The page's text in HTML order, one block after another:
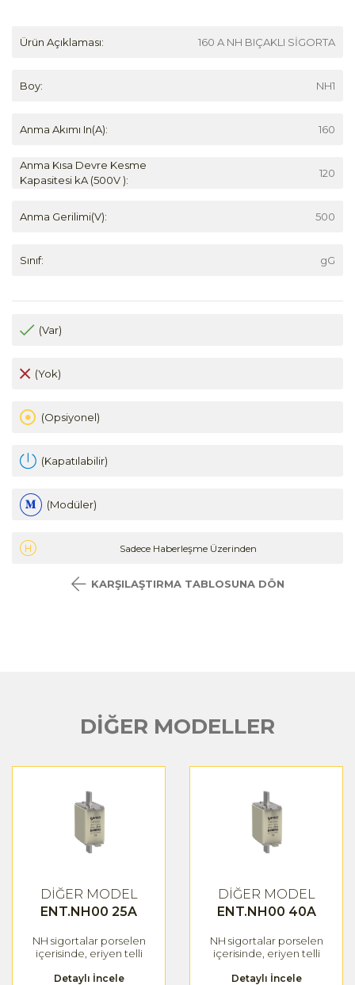
Ürün Açıklaması: 160 A NH BIÇAKLI SİGORTA
Boy: NH1
Anma Akımı In(A): 160
Anma Kısa Devre Kesme
Kapasitesi kA (500V ):
120
Anma Gerilimi(V): 500
Sınıf: gG
(Var)
(Yok)
(Opsiyonel)
(Kapatılabilir)
(Modüler)
Sadece Haberleşme Üzerinden
KARŞILAŞTIRMA TABLOSUNA DÖN
DİĞER MODELLER
DİĞER MODEL
ENT.NH00 25A
NH sigortalar porselen
içerisinde, eriyen telli
Aşırı akım(aşırı yük akımı ve
Detaylı İncele
DİĞER MODEL
ENT.NH00 40A
NH sigortalar porselen
içerisinde, eriyen telli
Aşırı akım(aşırı yük akımı ve
Detaylı İncele